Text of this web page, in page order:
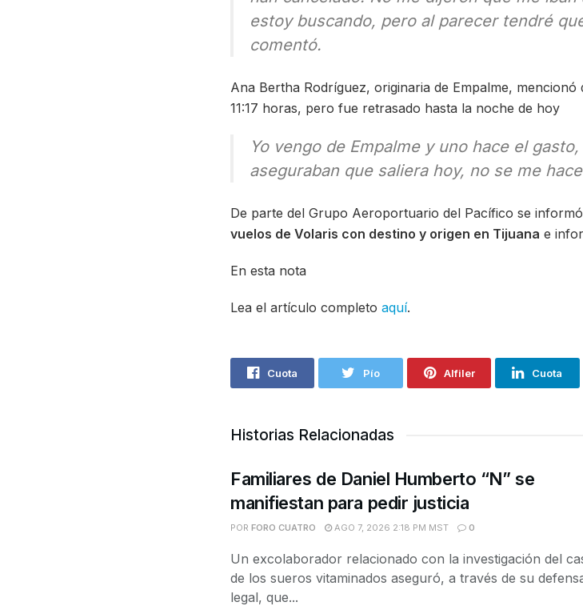
estoy buscando, pero al parecer tendré
comentó.
Ana Bertha Rodríguez, originaria de Empalme, mencionó
11:17 horas, pero fue retrasado hasta la noche de hoy
Yo vengo de Empalme y uno hace el
aseguraban que saliera hoy, no se me
De parte del Grupo Aeroportuario del Pacífico se
vuelos de Volaris con destino y origen en Tijuana e
En esta nota
Lea el artículo completo aquí.
Cuota Pío Alfiler Cuota
Historias Relacionadas
Familiares de Daniel Humberto “N” se
manifiestan para pedir justicia
POR FORO CUATRO AGO 7, 2026 2:18 PM MST 0
Un excolaborador relacionado con la investigación del
de los sueros vitaminados aseguró, a través de su
legal, que...